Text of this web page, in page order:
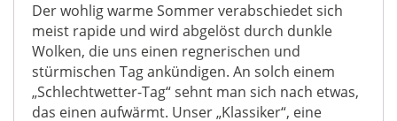
Der wohlig warme Sommer verabschiedet sich
meist rapide und wird abgelöst durch dunkle
Wolken, die uns einen regnerischen und
stürmischen Tag ankündigen. An solch einem
„Schlechtwetter-Tag“ sehnt man sich nach etwas,
das einen aufwärmt. Unser „Klassiker“, eine